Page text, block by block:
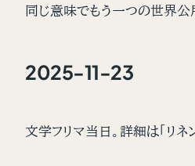
同じ意味でもう一つの世界公
2025-11-23
文学フリマ当日。詳細は「リネ